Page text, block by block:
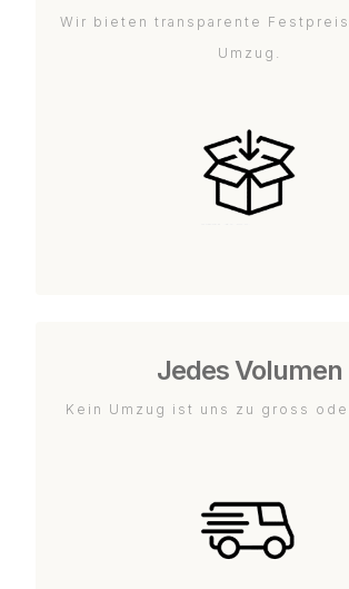
Wir bieten transparente
Umzug.
Jedes Volumen
Kein Umzug ist uns zu gross